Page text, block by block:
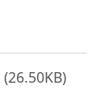
(26.50KB)